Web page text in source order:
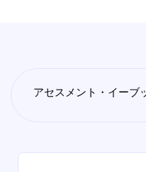
アセスメント・イーブ